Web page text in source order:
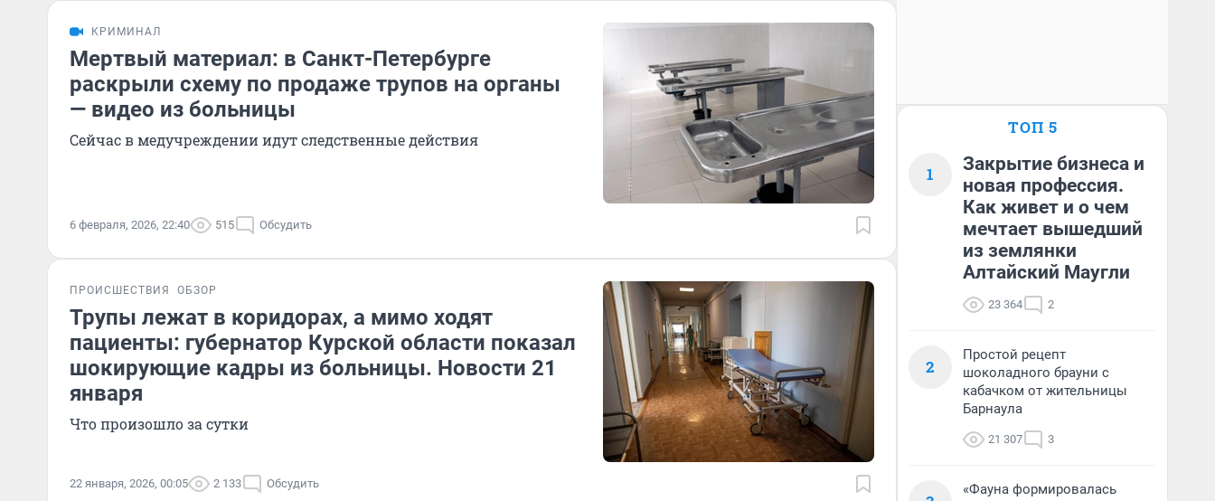
КРИМИНАЛ
Мертвый материал: в Санкт-Петербурге
раскрыли схему по продаже трупов на органы
— видео из больницы
Сейчас в медучреждении идут следственные действия
6 февраля, 2026, 22:40 515 Обсудить
ПРОИСШЕСТВИЯ ОБЗОР
Трупы лежат в коридорах, а мимо ходят
пациенты: губернатор Курской области показал
шокирующие кадры из больницы. Новости 21
января
Что произошло за сутки
22 января, 2026, 00:05 2 133 Обсудить
ТОП 5
1
Закрытие бизнеса и
новая профессия.
Как живет и о чем
мечтает вышедший
из землянки
Алтайский Маугли
23 364 2
2
Простой рецепт
шоколадного брауни с
кабачком от жительницы
Барнаула
21 307 3
«Фауна формировалась